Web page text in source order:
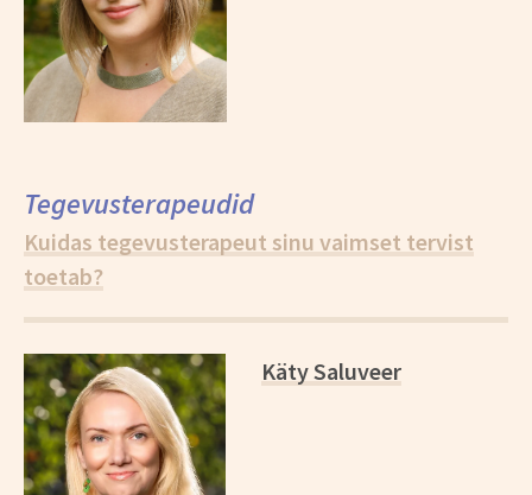
Tegevusterapeudid
Kuidas tegevusterapeut sinu vaimset tervist
toetab?
Käty Saluveer